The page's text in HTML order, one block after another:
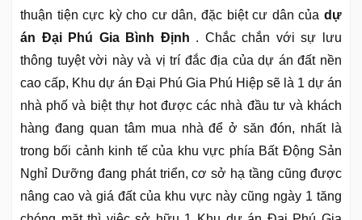
thuận tiện cực kỳ cho cư dân, đặc biệt cư dân của dự
án Đại Phú Gia Bình Định . Chắc chắn với sự lưu
thông tuyệt vời này và vị trí đắc địa của dự án đất nền
cao cấp, Khu dự án Đại Phú Gia Phú Hiệp sẽ là 1 dự án
nhà phố và biệt thự hot được các nhà đầu tư và khách
hàng đang quan tâm mua nhà để ở săn đón, nhất là
trong bối cảnh kinh tế của khu vực phía Bất Động Sản
Nghỉ Dưỡng đang phát triển, cơ sở hạ tầng cũng được
nâng cao và giá đất của khu vực này cũng ngày 1 tăng